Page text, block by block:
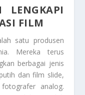
LENGKAPI
FILM
satu produsen
Mereka terus
berbagai jenis
dan film slide,
analog.